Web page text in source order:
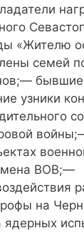
«Жителю
семей
бывшие
узники
ВОВ;—
на